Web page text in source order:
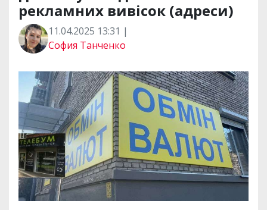
рекламних вивісок (адреси)
11.04.2025 13:31 |
София Танченко